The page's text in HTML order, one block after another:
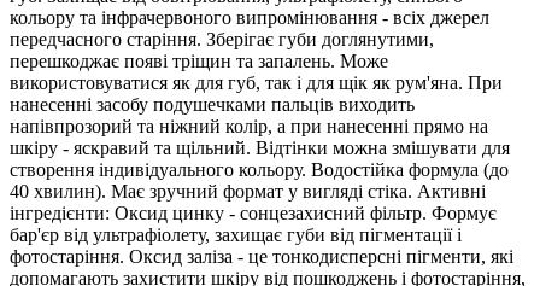
кольору та інфрачервоного випромінювання - всіх джерел
передчасного старіння. Зберігає губи доглянутими,
перешкоджає появі тріщин та запалень. Може
використовуватися як для губ, так і для щік як рум'яна. При
нанесенні засобу подушечками пальців виходить
напівпрозорий та ніжний колір, а при нанесенні прямо на
шкіру - яскравий та щільний. Відтінки можна змішувати для
створення індивідуального кольору. Водостійка формула (до
40 хвилин). Має зручний формат у вигляді стіка. Активні
інгредієнти: Оксид цинку - сонцезахисний фільтр. Формує
бар'єр від ультрафіолету, захищає губи від пігментації і
фотостаріння. Оксид заліза - це тонкодисперсні пігменти, які
допомагають захистити шкіру від пошкоджень і фотостаріння,